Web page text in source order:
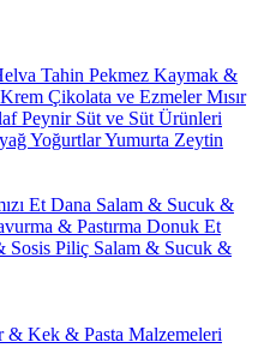
Tahin Pekmez Kaymak &
Krem Çikolata ve EzmelerMısır
Peynir Süt ve Süt Ürünleri
YoğurtlarYumurta Zeytin
Et Dana Salam & Sucuk &
& Pastırma Donuk Et
Sosis Piliç Salam & Sucuk &
& Kek & Pasta Malzemeleri